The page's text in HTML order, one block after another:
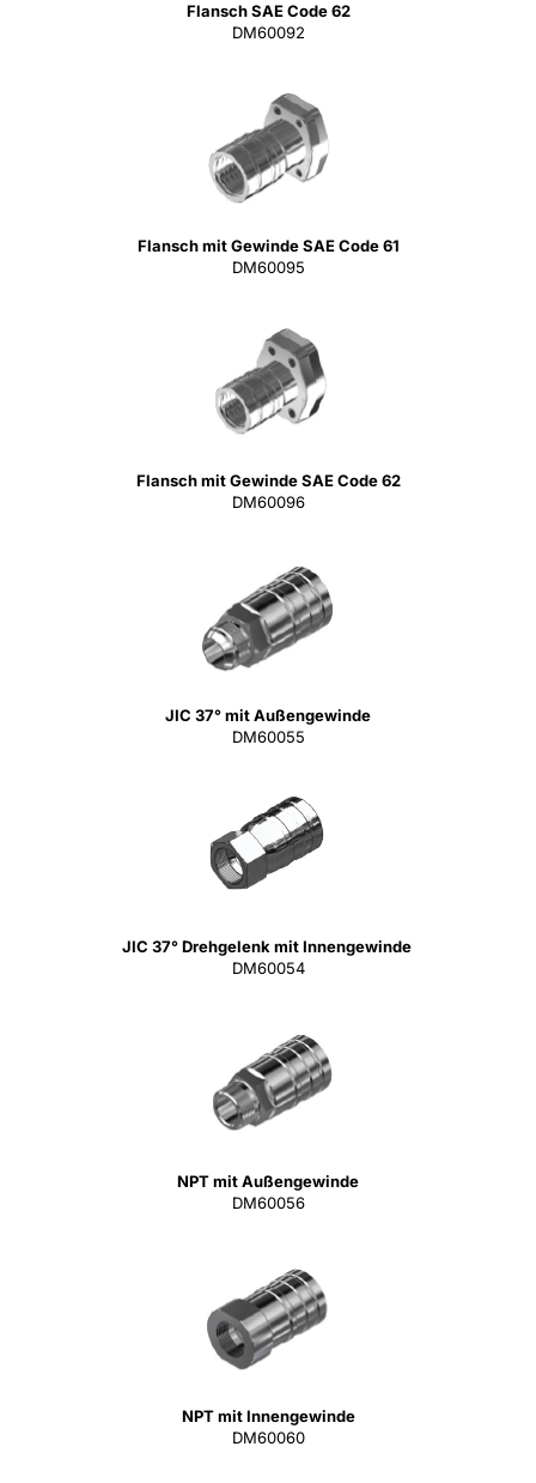
Flansch SAE Code 62
DM60092
Flansch mit Gewinde SAE Code 61
DM60095
Flansch mit Gewinde SAE Code 62
DM60096
JIC 37° mit Außengewinde
DM60055
JIC 37° Drehgelenk mit Innengewinde
DM60054
NPT mit Außengewinde
DM60056
NPT mit Innengewinde
DM60060